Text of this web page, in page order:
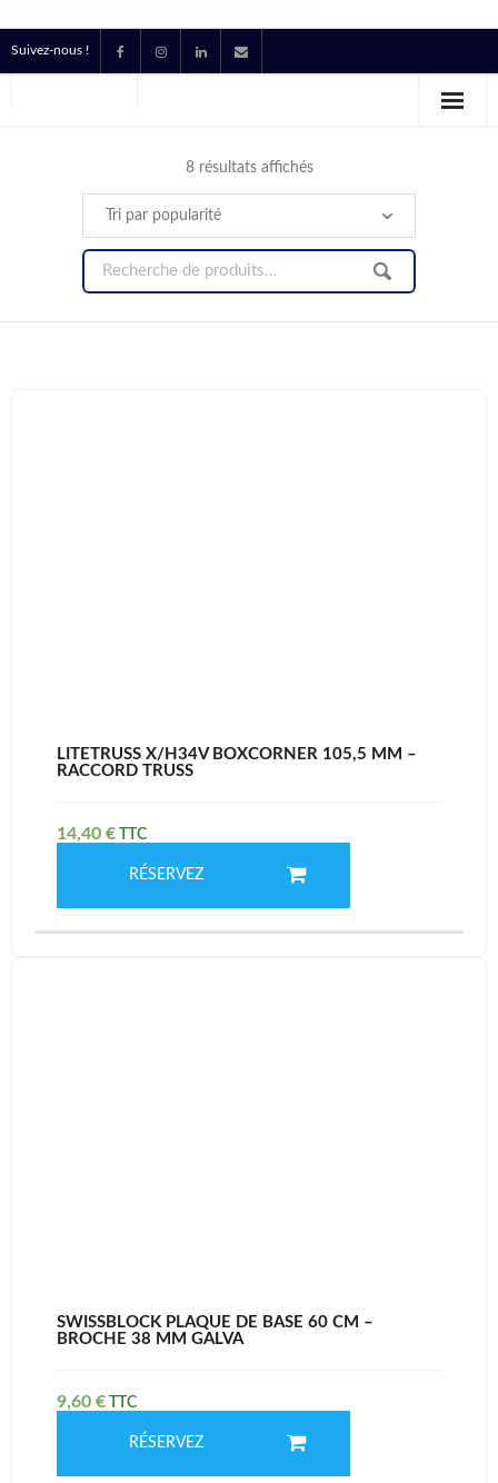
Suivez-nous !
Production
8 résultats affichés
LITETRUSS X/H34V BOXCORNER 105,5 MM –
RACCORD TRUSS
14,40 €
RÉSERVEZ
SWISSBLOCK PLAQUE DE BASE 60 CM –
BROCHE 38 MM GALVA
9,60 €
RÉSERVEZ